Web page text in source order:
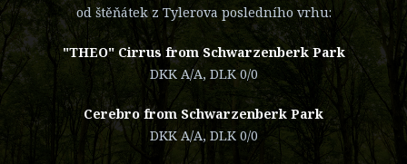
od štěňátek z Tylerova posledního vrhu:
"THEO" Cirrus from Schwarzenberk Park
DKK A/A, DLK 0/0
Cerebro from Schwarzenberk Park
DKK A/A, DLK 0/0